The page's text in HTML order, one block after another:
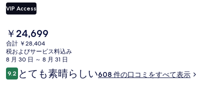
ア
ペ
ー
の
実している点を気に入っています。U バーン ムゼウムシュクヴァル
ティアー駅までは 5 分で、Burgringトラム停留所までは 5 分です。
VIP Access
現
在
の
料
金
は
￥24,699
合計 ￥28,404
税およびサービス料込み
8 月 30 日 ～ 8 月 31 日
口
コ
9.210段階中9.2
とても素晴らしい608 件の口コミをすべて表示